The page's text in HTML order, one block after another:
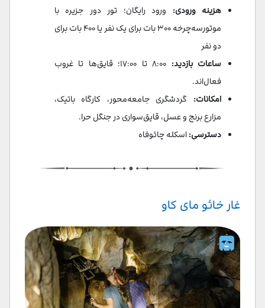
هزینه ورودی: ورود رایگان؛ تور دور جزیره با
موتور‌سه‌چرخه ۳۰۰ بات برای یک نفر یا ۴۰۰ بات برای
دو نفر
ساعات بازدید:
۸:۰۰ تا ۱۷:۰۰؛ قایق‌ها تا غروب
فعال‌اند.
امکانات: گردشگری جامعه‌محور، کارگاه باتیک،
مزارع برنج و عسل، قایق‌سواری در جنگل حرا.
دسترسی:اسکله چائوفاه
غار خائو مای کاو